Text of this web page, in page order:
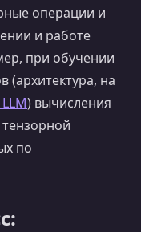
операции и
и работе
при обучении
на
) вычисления
по